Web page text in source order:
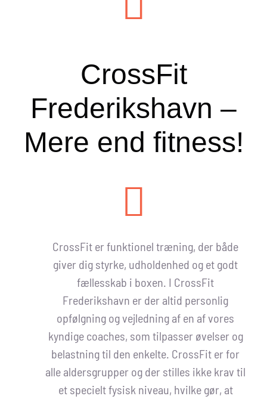
CrossFit
Frederikshavn –
Mere end fitness!
CrossFit er funktionel træning, der både
giver dig styrke, udholdenhed og et godt
fællesskab i boxen. I CrossFit
Frederikshavn er der altid personlig
opfølgning og vejledning af en af vores
kyndige coaches, som tilpasser øvelser og
belastning til den enkelte. CrossFit er for
alle aldersgrupper og der stilles ikke krav til
et specielt fysisk niveau, hvilke gør, at